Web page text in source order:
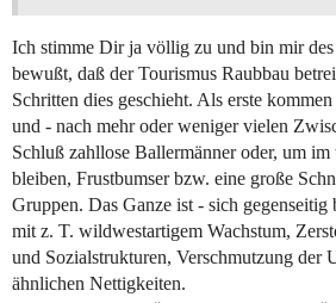
Ich stimme Dir ja völlig zu und bin mir
bewußt, daß der Tourismus Raubbau
Schritten dies geschieht. Als erste
und - nach mehr oder weniger vielen
Schluß zahllose Ballermänner oder, um
bleiben, Frustbumser bzw. eine große
Gruppen. Das Ganze ist - sich gegenseitig
mit z. T. wildwestartigem Wachstum,
und Sozialstrukturen, Verschmutzung der
ähnlichen Nettigkeiten.